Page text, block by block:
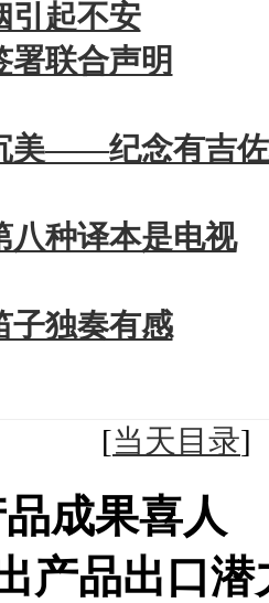
引起不安
署联合声明
美——纪念有吉
八种译本是电视
子独奏有感
[当天目录
成果喜人
产品出口